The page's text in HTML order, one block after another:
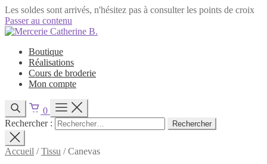
Les soldes sont arrivés, n'hésitez pas à consulter les points de croix
Passer au contenu
Boutique
Réalisations
Cours de broderie
Mon compte
0
Rechercher :
Accueil /Tissu /Canevas